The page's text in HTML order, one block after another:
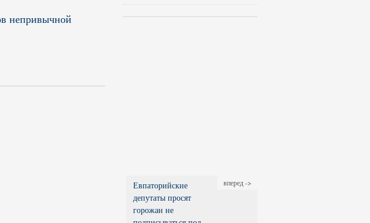
непривычной
вперед ->
Евпаторийские
депутаты просят
горожан не